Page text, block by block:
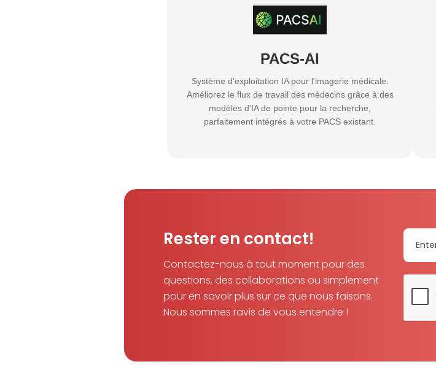
PACS-AI
Système d'exploitation IA pour l'imagerie médicale.
Améliorez le flux de travail des médecins grâce à des
modèles d'IA de pointe pour la recherche,
parfaitement intégrés à votre PACS existant.
Rester en contact!
Contactez-nous à tout moment pour des
questions, des collaborations ou simplement
pour en savoir plus sur ce que nous faisons.
Nous sommes ravis de vous entendre !